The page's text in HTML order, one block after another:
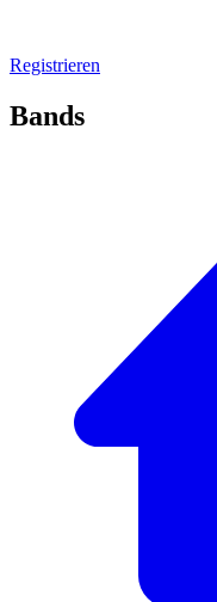
Registrieren
Bands